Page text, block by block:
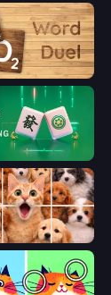
Mahjong